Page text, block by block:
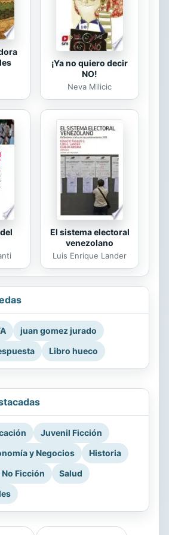
puede ser el...
¡Ya no quiero decir
NO!
Neva Milicic
El sistema electoral
venezolano
Luis Enrique Lander
juan gomez jurado
Libro hueco
Juvenil Ficción
y Negocios
Historia
Ficción
Salud